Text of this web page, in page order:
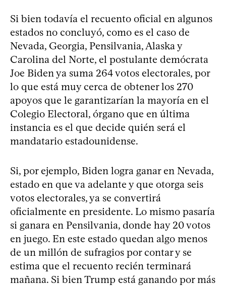
Si bien todavía el recuento oficial en algunos
estados no concluyó, como es el caso de
Nevada, Georgia, Pensilvania, Alaska y
Carolina del Norte, el postulante demócrata
Joe Biden ya suma 264 votos electorales, por
lo que está muy cerca de obtener los 270
apoyos que le garantizarían la mayoría en el
Colegio Electoral, órgano que en última
instancia es el que decide quién será el
mandatario estadounidense.
Si, por ejemplo, Biden logra ganar en Nevada,
estado en que va adelante y que otorga seis
votos electorales, ya se convertirá
oficialmente en presidente. Lo mismo pasaría
si ganara en Pensilvania, donde hay 20 votos
en juego. En este estado quedan algo menos
de un millón de sufragios por contar y se
estima que el recuento recién terminará
mañana. Si bien Trump está ganando por más